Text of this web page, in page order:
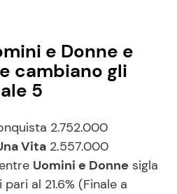
e Donne e
cambiano gli
5
2.752.000
Vita 2.557.000
Uomini e Donne sigla
al 21.6% (Finale a